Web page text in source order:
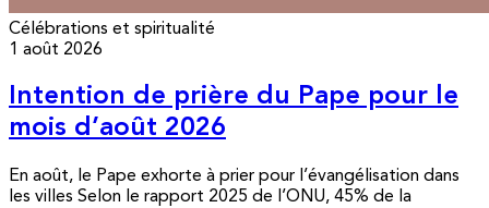
Célébrations et spiritualité
1 août 2026
Intention de prière du Pape pour le
mois d’août 2026
En août, le Pape exhorte à prier pour l’évangélisation dans
les villes Selon le rapport 2025 de l’ONU, 45% de la